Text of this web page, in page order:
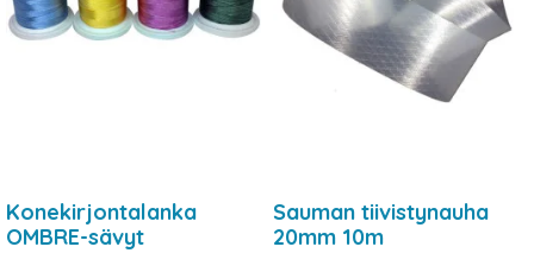
Konekirjontalanka
OMBRE-sävyt
Sauman tiivistynauha
20mm 10m